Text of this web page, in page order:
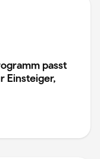
passt
Einsteiger,